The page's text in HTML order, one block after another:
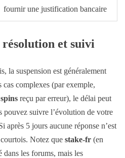
fournir une justification bancaire
et suivi
la suspension est généralement
cas complexes (par exemple,
reçu par erreur), le délai peut
pouvez suivre l’évolution de votre
après 5 jours aucune réponse n’est
Notez que stake-fr (en
dans les forums, mais les